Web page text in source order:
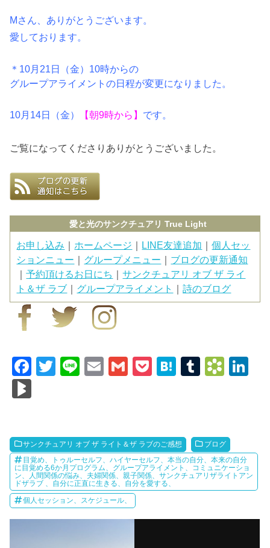
Mさん、ありがとうございます。
愛しております。
＊10月21日（金）10時からの
グループアライメントの日程が変更になりました。
10月14日（金） 【朝9時から】 です。
ご覧になってくださりありがとうございました。
愛と光のサンクチュアリ True Light
お申し込み ｜ ホームページ ｜ LINE友達追加 ｜個人セッ
ションニュー ｜ グループメニュー ｜ ブログの更新通知
｜予約頂けるお日にち ｜サンクチュアリ オブ ザ ライ
ト＆ザ ラブ ｜ グループアライメント ｜詩のブログ
F
b
o
o
k
T
Li
E
G
P
H
a
T
r
B
m
ar
ks
n
M
ar
ks
サンクチュアリ オブ ザ ライト＆ザ ラブのご感想
ブログ
目覚め、トゥルーセルフ、ハイヤーセルフ、本当の自分、本来の自分
に目覚める6か月プログラム、グループアライメント、コミュニケーショ
ン、人間関係の悩み、夫婦関係、親子関係、サンクチュアリザライトアン
ドザラブ 、自分に正直に生きる、自分を愛する、
個人セッション、スケジュール、